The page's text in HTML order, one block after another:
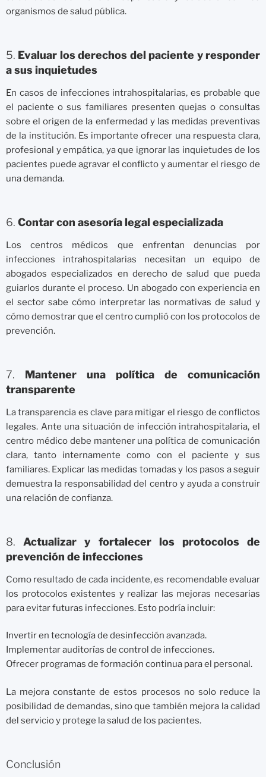
organismos de salud pública.
5. Evaluar los derechos del paciente y responder
a sus inquietudes
En casos de infecciones intrahospitalarias, es probable que
el paciente o sus familiares presenten quejas o consultas
sobre el origen de la enfermedad y las medidas preventivas
de la institución. Es importante ofrecer una respuesta clara,
profesional y empática, ya que ignorar las inquietudes de los
pacientes puede agravar el conflicto y aumentar el riesgo de
una demanda.
6. Contar con asesoría legal especializada
Los centros médicos que enfrentan denuncias por
infecciones intrahospitalarias necesitan un equipo de
abogados especializados en derecho de salud que pueda
guiarlos durante el proceso. Un abogado con experiencia en
el sector sabe cómo interpretar las normativas de salud y
cómo demostrar que el centro cumplió con los protocolos de
prevención.
7. Mantener una política de comunicación
transparente
La transparencia es clave para mitigar el riesgo de conflictos
legales. Ante una situación de infección intrahospitalaria, el
centro médico debe mantener una política de comunicación
clara, tanto internamente como con el paciente y sus
familiares. Explicar las medidas tomadas y los pasos a seguir
demuestra la responsabilidad del centro y ayuda a construir
una relación de confianza.
8.Actualizar y fortalecer los protocolos de
prevención de infecciones
Como resultado de cada incidente, es recomendable evaluar
los protocolos existentes y realizar las mejoras necesarias
para evitar futuras infecciones. Esto podría incluir:
Invertir en tecnología de desinfección avanzada.
Implementar auditorías de control de infecciones.
Ofrecer programas de formación continua para el personal.
La mejora constante de estos procesos no solo reduce la
posibilidad de demandas, sino que también mejora la calidad
del servicio y protege la salud de los pacientes.
Conclusión